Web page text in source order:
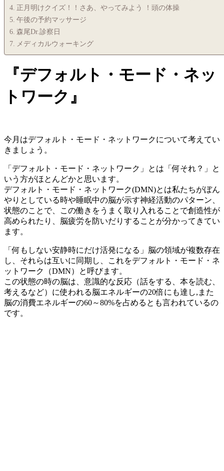
正月明けクイズ！！さあ、やってみよう ！頭の体操
午後の予約マッサージ
森尾Dr.診察日
メディカルウォーキング
『デフォルト・モード・ネッ
トワーク』
今月はデフォルト・モード・ネットワークについて考えてい
きましょう。
「デフォルト・モード・ネットワーク」とは「何それ？」と
いう方がほとんどかと思います。
デフォルト・モード・ネットワーク(DMN)とは私たちがぼん
やりとしている時や睡眠中の脳が示す神経活動のパターン、
状態のことで、この働きをうまく取り入れることで創造性が
高められたり、脳疲労を防いだりすることが分かってきてい
ます。
「何もしない安静時にだけ活発になる」脳の領域が複数存在
し、それらは互いに同期し、これをデフォルト・モード・ネ
ットワーク（DMN）と呼びます。
この状態の時の脳は、意識的な反応（話をする、本を読む、
考えるなど）に使われる脳エネルギーの20倍にも達し,また
脳の消費エネルギーの60～80%を占めるとも言われているの
です。